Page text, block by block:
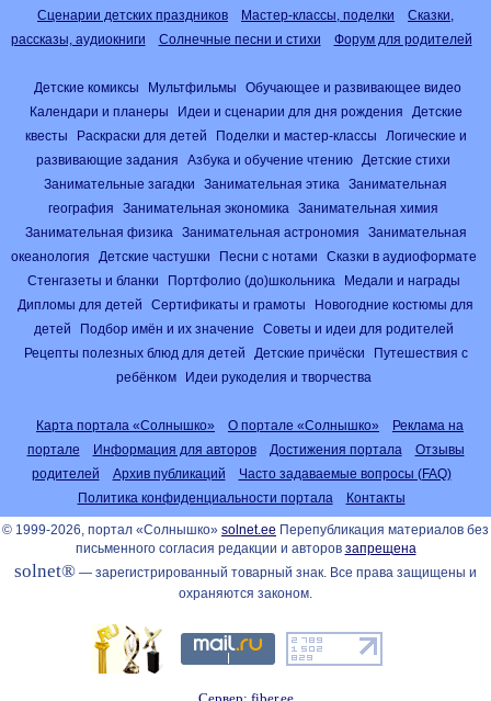
Сценарии детских праздников
Мастер-классы, поделки
Сказки,
рассказы, аудиокниги
Солнечные песни и стихи Форум для родителей
Детские комиксы Мультфильмы
Обучающее и развивающее видео
Календари и планеры
Идеи и сценарии для дня рождения
Детские
квесты
Раскраски для детей Поделки и мастер-классы
Логические и
развивающие задания
Азбука и обучение чтению
Детские стихи
Занимательные загадки
Занимательная этика
Занимательная
география
Занимательная экономика
Занимательная химия
Занимательная физика
Занимательная астрономия
Занимательная
океанология
Детские частушки Песни с нотами
Сказки в аудиоформате
Стенгазеты и бланки
Портфолио (до)школьника
Медали и награды
Дипломы для детей
Сертификаты и грамоты
Новогодние костюмы для
детей
Подбор имён и их значение
Советы и идеи для родителей
Рецепты полезных блюд для детей
Детские причёски
Путешествия с
ребёнком
Идеи рукоделия и творчества
Карта портала «Солнышко» О портале «Солнышко»
Реклама на
портале
Информация для авторов Достижения портала
Отзывы
родителей
Архив публикаций
Часто задаваемые вопросы (FAQ)
Политика конфиденциальности портала
Контакты
© 1999-2026, портал «Солнышко» solnet.ee Перепубликация материалов без
письменного согласия редакции и авторов запрещена
solnet® — зарегистрированный товарный знак. Все права защищены и
охраняются законом.